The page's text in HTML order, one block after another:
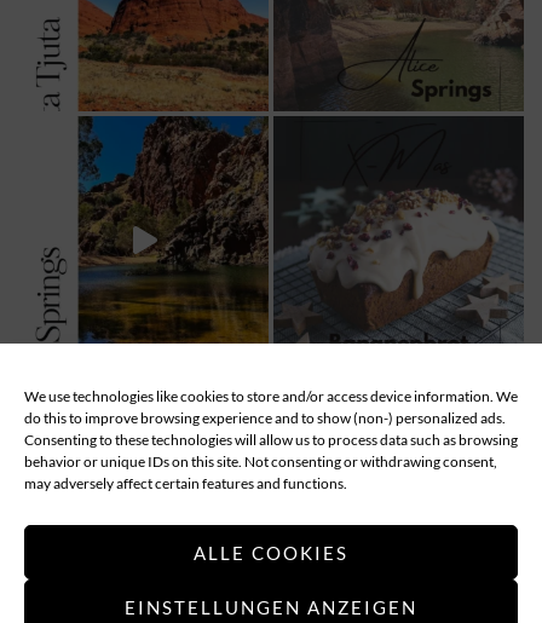
We use technologies like cookies to store and/or access device information. We
do this to improve browsing experience and to show (non-) personalized ads.
Consenting to these technologies will allow us to process data such as browsing
behavior or unique IDs on this site. Not consenting or withdrawing consent,
may adversely affect certain features and functions.
ALLE COOKIES
EINSTELLUNGEN ANZEIGEN
MEHR LADEN... Follow
ABOUT DATENSCHUTZ
IMPRESSUM
COOKIE-RICHTLINIE (EU)